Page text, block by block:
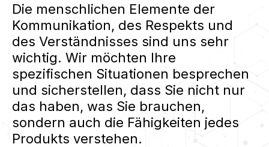
Die menschlichen Elemente der
Kommunikation, des Respekts und
des Verständnisses sind uns sehr
wichtig. Wir möchten Ihre
spezifischen Situationen besprechen
und sicherstellen, dass Sie nicht nur
das haben, was Sie brauchen,
sondern auch die Fähigkeiten jedes
Produkts verstehen.